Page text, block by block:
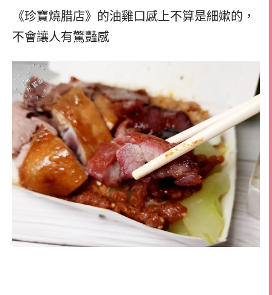
《珍寶燒腊店》的油雞口感上不算是細嫰的，
不會讓人有驚豔感